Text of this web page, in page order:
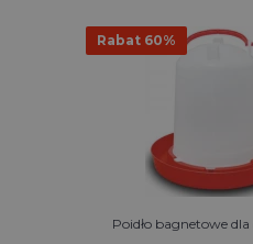
Rabat 60%
Poidło bagnetowe